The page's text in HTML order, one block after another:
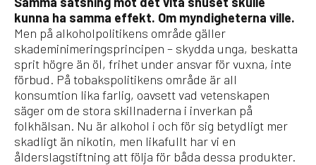
kunna ha samma effekt. Om myndigheterna ville.
Men på alkoholpolitikens område gäller
skademinimeringsprincipen – skydda unga, beskatta
sprit högre än öl, frihet under ansvar för vuxna, inte
förbud. På tobakspolitikens område är all
konsumtion lika farlig, oavsett vad vetenskapen
säger om de stora skillnaderna i inverkan på
folkhälsan. Nu är alkohol i och för sig betydligt mer
skadligt än nikotin, men likafullt har vi en
ålderslagstiftning att följa för båda dessa produkter.